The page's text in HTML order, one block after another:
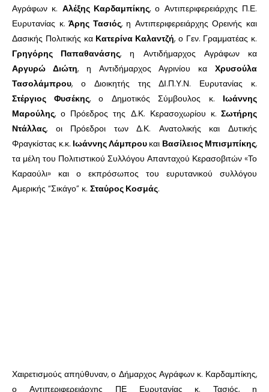
Αγράφων κ. Αλέξης Καρδαμπίκης, ο Αντιπεριφερειάρχης Π.Ε.
Ευρυτανίας κ. Άρης Τασιός, η Αντιπεριφερειάρχης Ορεινής και
Δασικής Πολιτικής κα Κατερίνα Καλαντζή, ο Γεν. Γραμματέας κ.
Γρηγόρης Παπαθανάσης, η Αντιδήμαρχος Αγράφων κα
Αργυρώ Διώτη, η Αντιδήμαρχος Αγρινίου καΧρυσούλα
Τασολάμπρου, ο Διοικητής της ΔΙ.Π.Υ.Ν. Ευρυτανίας κ.
Στέργιος Φυσέκης, ο Δημοτικός Σύμβουλος κ. Ιωάννης
Μαρούλης, ο Πρόεδρος της Δ.Κ. Κερασοχωρίου κ. Σωτήρης
Ντάλλας, οι Πρόεδροι των Δ.Κ. Ανατολικής και Δυτικής
Φραγκίστας κ.κ. Ιωάννης Λάμπρου και Βασίλειος Μπισμπίκης,
τα μέλη του Πολιτιστικού Συλλόγου Απανταχού Κερασοβιτών «Το
Καραούλι» και ο εκπρόσωπος του ευρυτανικού συλλόγου
Αμερικής “Σικάγο” κ. Σταύρος Κοσμάς.
Χαιρετισμούς απηύθυναν, ο Δήμαρχος Αγράφων κ. Καρδαμπίκης,
ο Αντιπεριφερειάρχης ΠΕ Ευρυτανίας κ. Τασιός, η